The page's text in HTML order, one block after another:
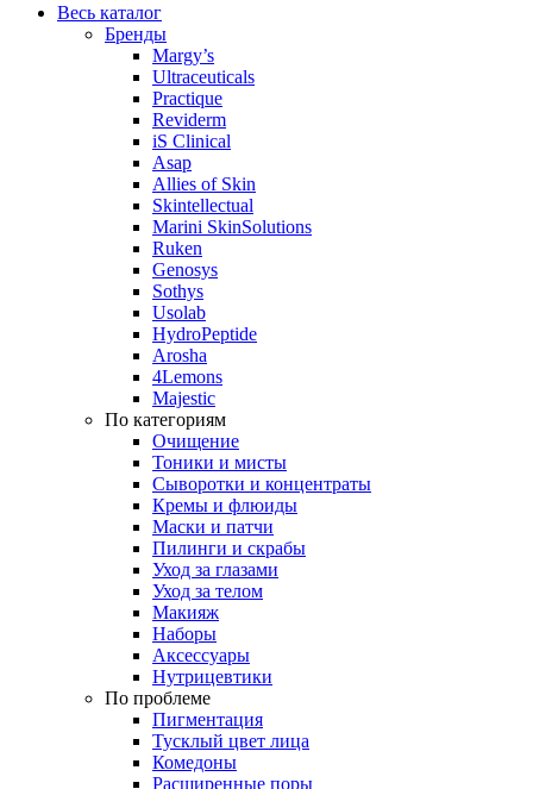
Весь каталог
Бренды
Margy’s
Ultraceuticals
Practique
Reviderm
iS Clinical
Asap
Allies of Skin
Skintellectual
Marini SkinSolutions
Ruken
Genosys
Sothys
Usolab
HydroPeptide
Arosha
4Lemons
Majestic
По категориям
Очищение
Тоники и мисты
Сыворотки и концентраты
Кремы и флюиды
Маски и патчи
Пилинги и скрабы
Уход за глазами
Уход за телом
Макияж
Наборы
Аксессуары
Нутрицевтики
По проблеме
Пигментация
Тусклый цвет лица
Комедоны
Расширенные поры